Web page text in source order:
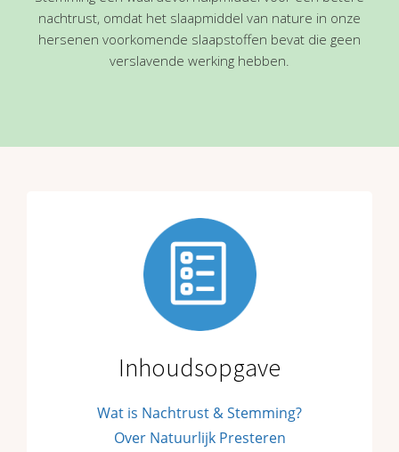
nachtrust, omdat het slaapmiddel van nature in onze
hersenen voorkomende slaapstoffen bevat die geen
verslavende werking hebben.
Inhoudsopgave
Wat is Nachtrust & Stemming?
Over Natuurlijk Presteren